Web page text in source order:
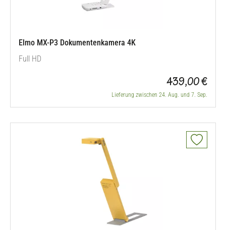
Elmo MX-P3 Dokumentenkamera 4K
Full HD
439,00 €
Lieferung zwischen 24. Aug. und 7. Sep.